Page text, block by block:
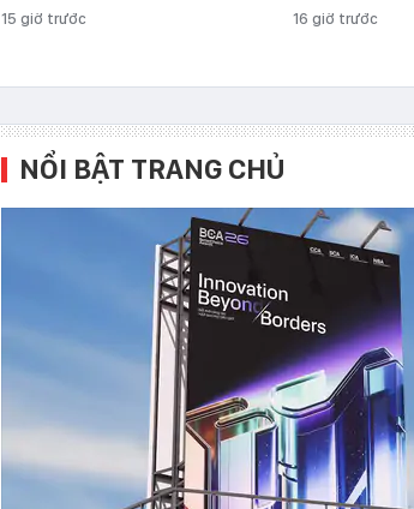
15 giờ trước 16 giờ trước
NỔI BẬT TRANG CHỦ